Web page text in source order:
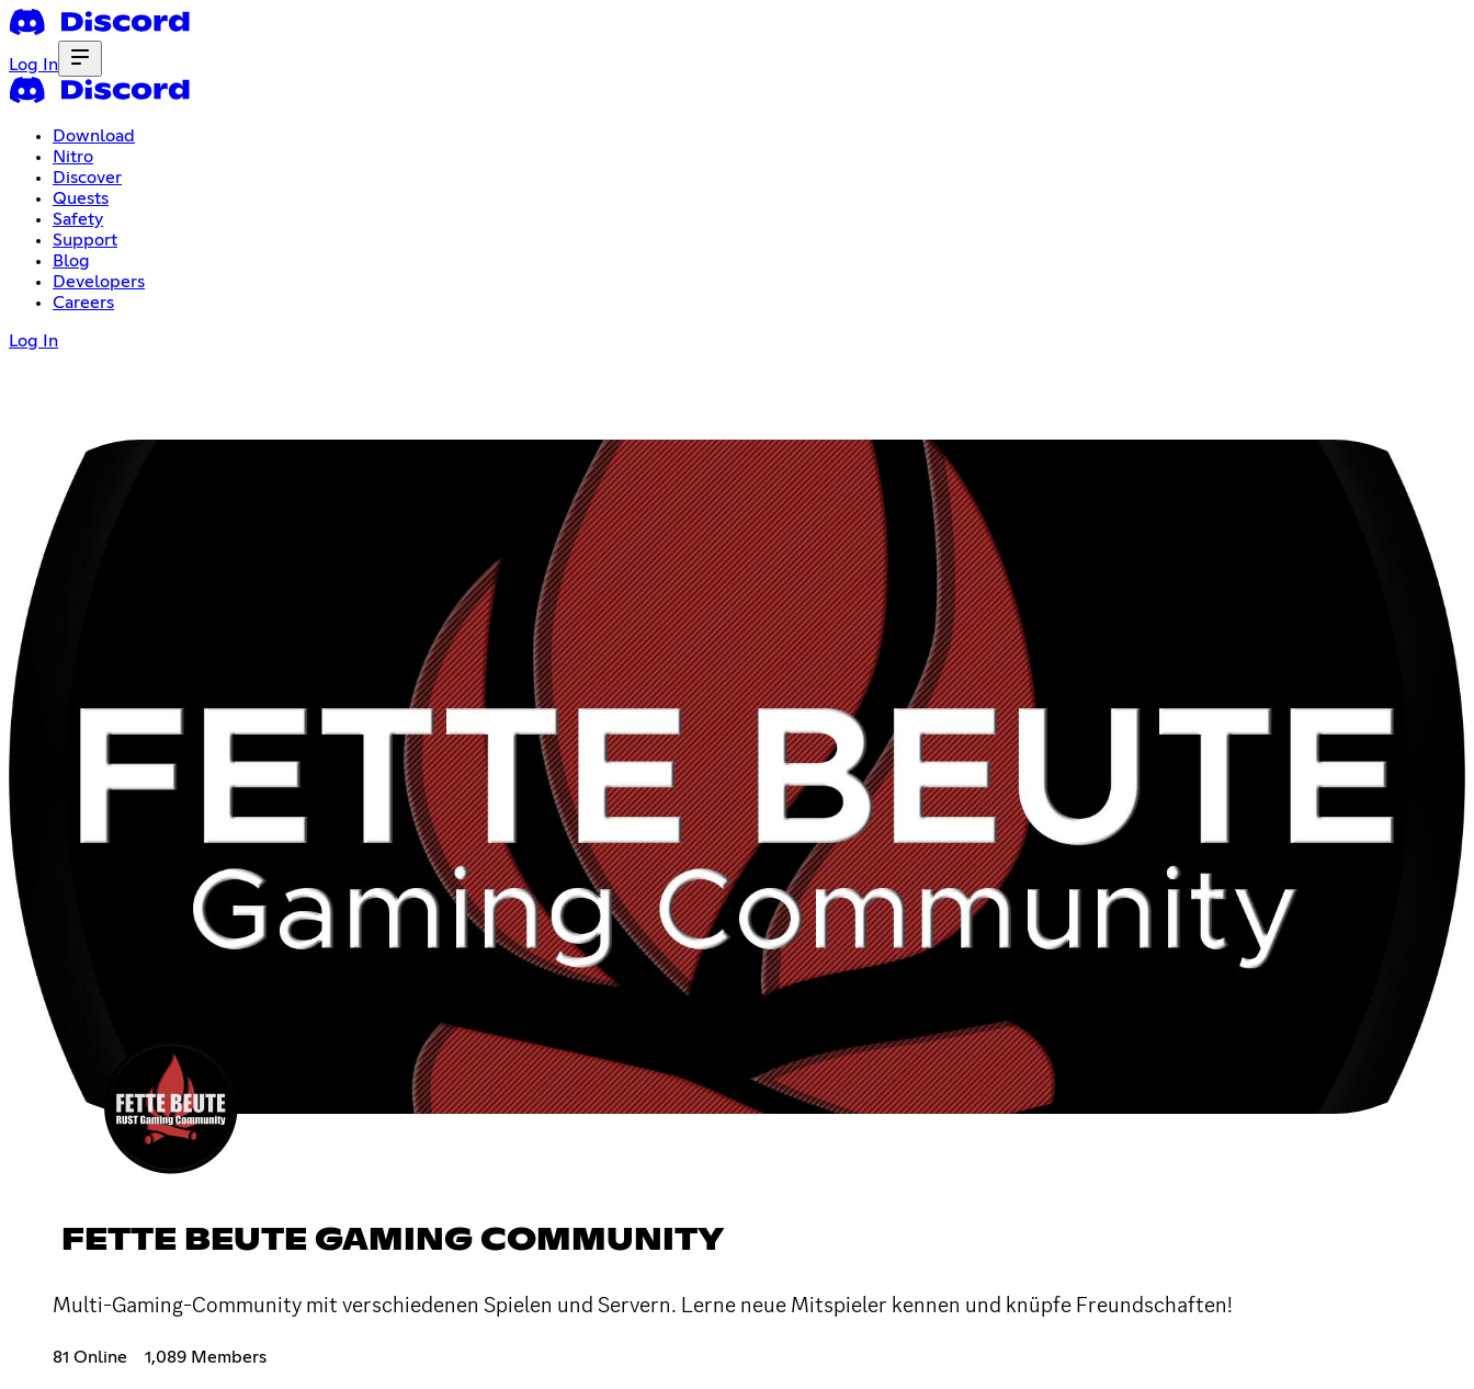
Log In
Download
Nitro
Discover
Quests
Safety
Support
Blog
Developers
Careers
Log In
FETTE BEUTE GAMING COMMUNITY
Multi-Gaming-Community mit verschiedenen Spielen und Servern. Lerne neue Mitspieler kennen und knüpfe Freundschaften!
81 Online 1,089 Members